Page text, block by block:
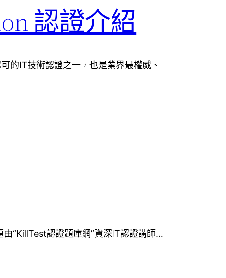
認證介紹
的IT技術認證之一，也是業界最權威、
“KillTest認證題庫網”資深IT認證講師…